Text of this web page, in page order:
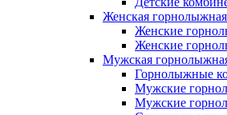
Женская
Женские
Женские
Мужская
Горнолыжные
Мужские
Мужские